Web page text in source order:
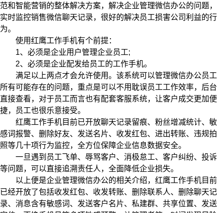
范和智能营销的整体解决方案，解决企业管理微信办公的问题，
实时监控销售微信聊天记录，很好的解决员工损害公司利益的行
为。
使用红鹰工作手机有个前提：
1、必须是企业用户管理企业员工;
2、必须是企业配发给员工的工作手机。
满足以上两点才会允许使用。该系统可以管理微信办公员工
所有可能存在的问题，重点是可以不用耽误员工工作效率，后台
直接查看，对于员工而言也有配套客服系统，让客户成交更加便
捷，员工也很乐意接受。
红鹰工作手机目前已开放聊天记录留痕、粉丝增减统计、敏
感词报警、删除好友、发送名片、收发红包、进出转账、违规拍
照等几十项行为监控，全方位保障企业信息数据安全。
一旦遇到员工飞单、辱骂客户、消极怠工、客户纠纷、投诉
等问题，可以直接追溯责任人，全面降低企业损失。
以上便是企业管理微信办公的相关介绍，红鹰工作手机目前
已经开放了包括收发红包、收发转账、删除联系人、删除聊天记
录、消息含有敏感词、发送客户名片、私建群、共享位置、发送